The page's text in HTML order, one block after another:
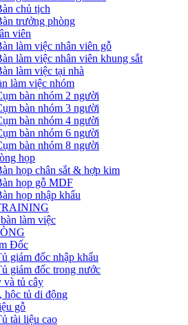
chủ tịch
trưởng phòng
viên
làm việc nhân viên gỗ
làm việc nhân viên khung sắt
làm việc tại nhà
làm việc nhóm
bàn nhóm 2 người
bàn nhóm 3 người
bàn nhóm 4 người
bàn nhóm 6 người
bàn nhóm 8 người
họp
họp chân sắt & hợp kim
họp gỗ MDF
họp nhập khẩu
làm việc
Đốc
giám đốc nhập khẩu
giám đốc trong nước
và tủ cây
hộc tủ di động
gỗ
tài liệu cao